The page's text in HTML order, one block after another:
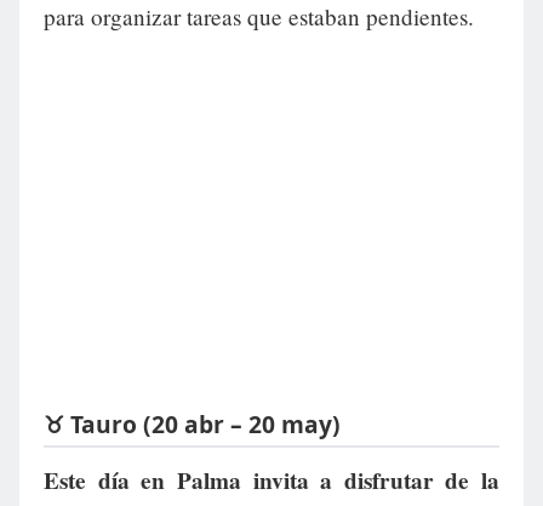
para organizar tareas que estaban pendientes.
♉ Tauro (20 abr – 20 may)
Este día en Palma invita a disfrutar de la